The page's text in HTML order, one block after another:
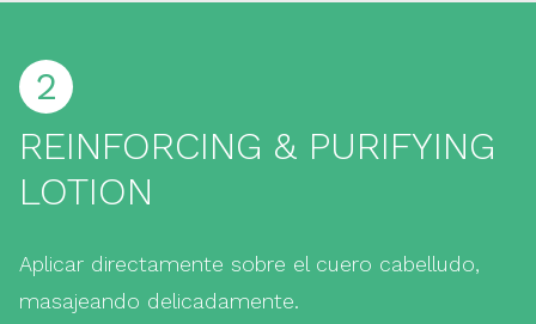
2
REINFORCING & PURIFYING
LOTION
Aplicar directamente sobre el cuero cabelludo,
masajeando delicadamente.